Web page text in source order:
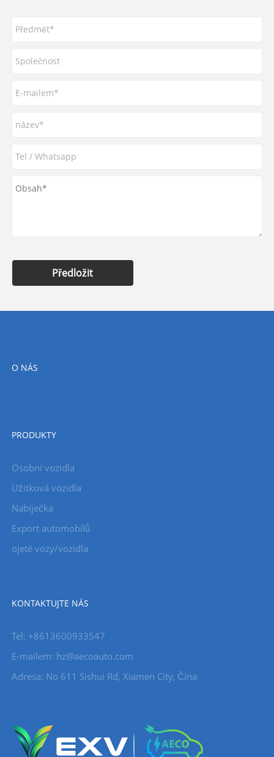
Předložit
O NÁS
PRODUKTY
Osobní vozidla
Užitková vozidla
Nabíječka
Export automobilů
ojeté vozy/vozidla
KONTAKTUJTE NÁS
Tel: +8613600933547
E-mailem: hz@aecoauto.com
Adresa: No 611 Sishui Rd, Xiamen City, Čína